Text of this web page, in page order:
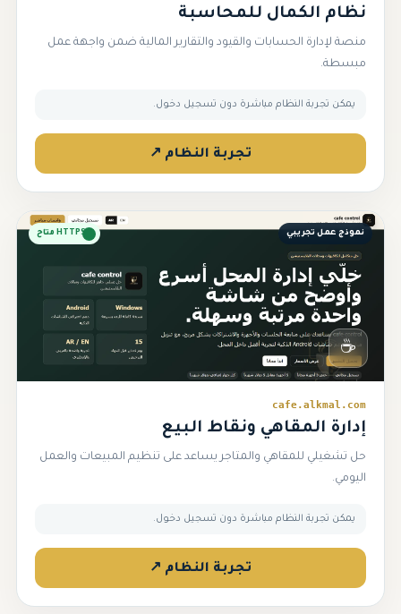
نظام الكمال للمحاسبة
منصة لإدارة الحسابات والقيود والتقارير المالية ضمن واجهة عمل
مبسطة.
يمكن تجربة النظام مباشرة دون تسجيل دخول.
تجربة النظام ↗
نموذج عمل تجريبي HTTPS متاح
☕
cafe.alkmal.com
إدارة المقاهي ونقاط البيع
حل تشغيلي للمقاهي والمتاجر يساعد على تنظيم المبيعات والعمل
اليومي.
يمكن تجربة النظام مباشرة دون تسجيل دخول.
تجربة النظام ↗